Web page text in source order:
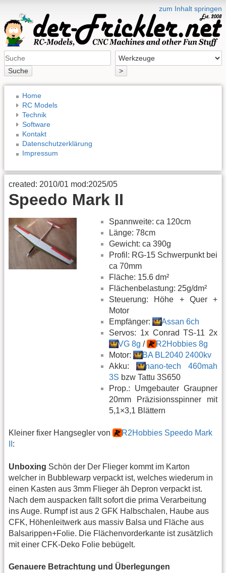
zum Inhalt springen
Suche >
Home
RC Models
Technik
Software
Kontakt
Datenschutzerklärung
Impressum
created: 2010/01 mod:2025/05
Speedo Mark II
Spannweite: ca 120cm
Länge: 78cm
Gewicht: ca 390g
Profil: RG-15 Schwerpunkt bei
ca 70mm
Fläche: 15.6 dm²
Flächenbelastung: 25g/dm²
Steuerung: Höhe + Quer +
Motor
Empfänger:
Assan 6ch
Servos: 1x Conrad TS-11 2x
VG 8g /
R2Hobbies 8g
Motor:
BA BL2040 2400kv
Akku:
nano-tech 460mah
3S bzw Tattu 3S650
Prop.: Umgebauter Graupner
20mm Präzisionsspinner mit
5,1×3,1 Blättern
Kleiner fixer Hangsegler von
R2Hobbies Speedo Mark
:
Unboxing Schön der Der Flieger kommt im Karton
welcher in Bubblewarp verpackt ist, welches wiederum in
einen Kasten aus 3mm Flieger äh Depron verpackt ist.
Nach dem auspacken fällt sofort die prima Verarbeitung
ins Auge. Rumpf ist aus 2 GFK Halbschalen, Haube aus
CFK, Höhenleitwerk aus massiv Balsa und Fläche aus
Balsarippen+Folie. Die Flächenvorderkante ist zusätzlich
mit einer CFK-Deko Folie bebügelt.
Genauere Betrachtung und Überlegungen